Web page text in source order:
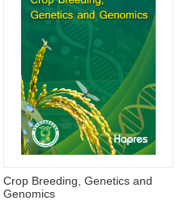
Crop Breeding, Genetics and
Genomics